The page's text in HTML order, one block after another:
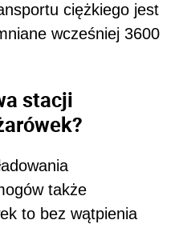
ciężkiego jest
wcześniej 3600
stacji
także
to bez wątpienia